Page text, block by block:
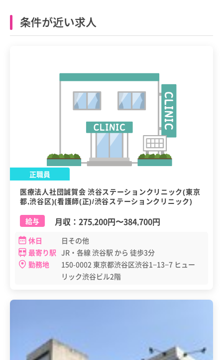
条件が近い求人
正職員
医療法人社団誠賀会 渋谷ステーションクリニック(東京
都,渋谷区)(看護師(正)/渋谷ステーションクリニック)
給与
月収： 275,200円〜384,700円
休日
日その他
最寄り駅 JR・各線 渋谷駅 から 徒歩3分
勤務地
150-0002 東京都渋谷区渋谷1−13−7 ヒュー
リック渋谷ビル2階